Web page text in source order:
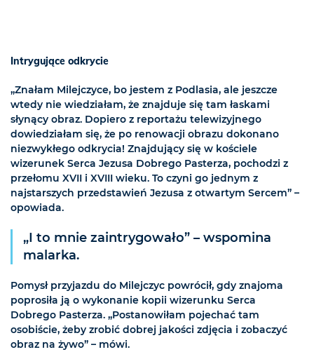
Intrygujące odkrycie
„Znałam Milejczyce, bo jestem z Podlasia, ale jeszcze
wtedy nie wiedziałam, że znajduje się tam łaskami
słynący obraz. Dopiero z reportażu telewizyjnego
dowiedziałam się, że po renowacji obrazu dokonano
niezwykłego odkrycia! Znajdujący się w kościele
wizerunek Serca Jezusa Dobrego Pasterza, pochodzi z
przełomu XVII i XVIII wieku. To czyni go jednym z
najstarszych przedstawień Jezusa z otwartym Sercem” –
opowiada.
„I to mnie zaintrygowało” – wspomina
malarka.
Pomysł przyjazdu do Milejczyc powrócił, gdy znajoma
poprosiła ją o wykonanie kopii wizerunku Serca
Dobrego Pasterza. „Postanowiłam pojechać tam
osobiście, żeby zrobić dobrej jakości zdjęcia i zobaczyć
obraz na żywo” – mówi.